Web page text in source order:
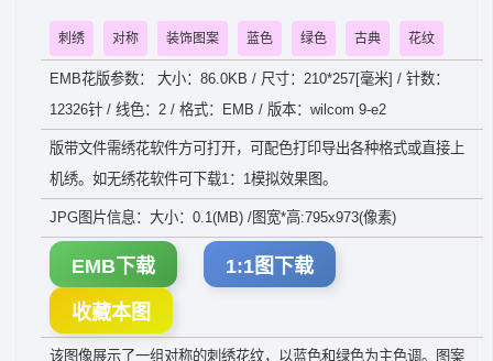
刺绣 对称 装饰图案 蓝色 绿色 古典 花纹
EMB花版参数： 大小：86.0KB / 尺寸：210*257[毫米] / 针数：
12326针 / 线色：2 / 格式：EMB / 版本：wilcom 9-e2
版带文件需绣花软件方可打开，可配色打印导出各种格式或直接上
机绣。如无绣花软件可下载1：1模拟效果图。
JPG图片信息：大小：0.1(MB) /图宽*高:795x973(像素)
EMB下载 1:1图下载
收藏本图
该图像展示了一组对称的刺绣花纹，以蓝色和绿色为主色调。图案